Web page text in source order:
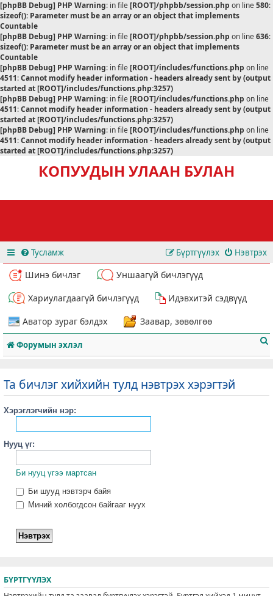
[phpBB Debug] PHP Warning: in file[ROOT]/phpbb/session.php on line580:
sizeof(): Parameter must be an array or an object that implements
Countable
[phpBB Debug] PHP Warning: in file[ROOT]/phpbb/session.php on line636:
sizeof(): Parameter must be an array or an object that implements
Countable
[phpBB Debug] PHP Warning: in file[ROOT]/includes/functions.php on line
4511:Cannot modify header information - headers already sent by (output
started at [ROOT]/includes/functions.php:3257)
[phpBB Debug] PHP Warning: in file[ROOT]/includes/functions.php on line
4511:Cannot modify header information - headers already sent by (output
started at [ROOT]/includes/functions.php:3257)
[phpBB Debug] PHP Warning: in file[ROOT]/includes/functions.php on line
4511:Cannot modify header information - headers already sent by (output
started at [ROOT]/includes/functions.php:3257)
КОПУУДЫН УЛААН БУЛАН
Тусламж Нэвтрэх
Бүртгүүлэх
Шинэ бичлэг
Уншаагүй бичлэгүүд
Хариулагдаагүй бичлэгүүд
Идэвхитэй сэдвүүд
Аватор зураг бэлдэх
Заавар, зөвөлгөө
Форумын эхлэл
Та бичлэг хийхийн тулд нэвтрэх хэрэгтэй
Хэрэглэгчийн нэр:
Нууц үг:
Би нууц үгээ мартсан
Би шууд нэвтэрч байя
Миний холбогдсон байгааг нуух
БҮРТГҮҮЛЭХ